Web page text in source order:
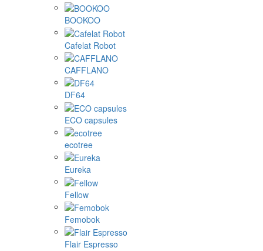
BOOKOO
Cafelat Robot
CAFFLANO
DF64
ECO capsules
ecotree
Eureka
Fellow
Femobok
Flair Espresso